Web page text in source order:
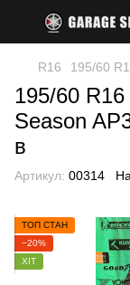
R16 195/60
195/60
Season
в
Артикул: 00314
ТОП СТАН
−20%
ХІТ